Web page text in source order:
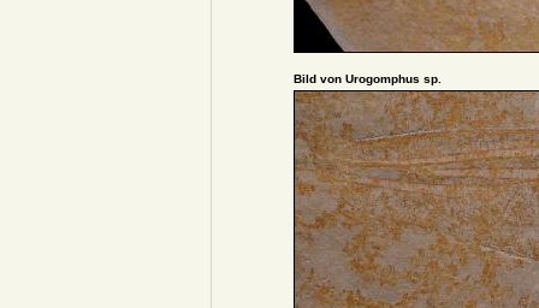
Bild von Urogomphus sp.